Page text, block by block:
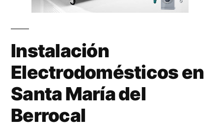
Instalación
Electrodomésticos en
Santa María del
Berrocal